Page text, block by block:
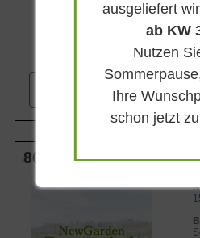
+
80 cm Stamm C4
ausgeliefert
ab KW
Nutzen
Ihre
schon jetzt